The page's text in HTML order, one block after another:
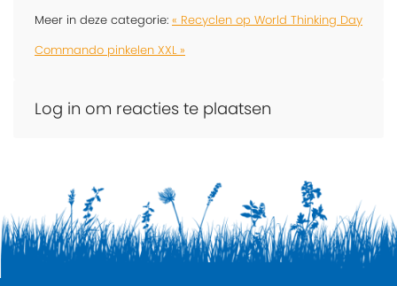
Meer in deze categorie: « Recyclen op World Thinking Day
Commando pinkelen XXL »
Log in om reacties te plaatsen